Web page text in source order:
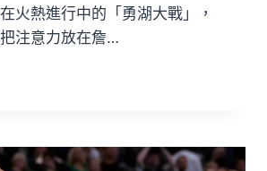
火熱進行中的「勇湖大戰」，
注意力放在詹…